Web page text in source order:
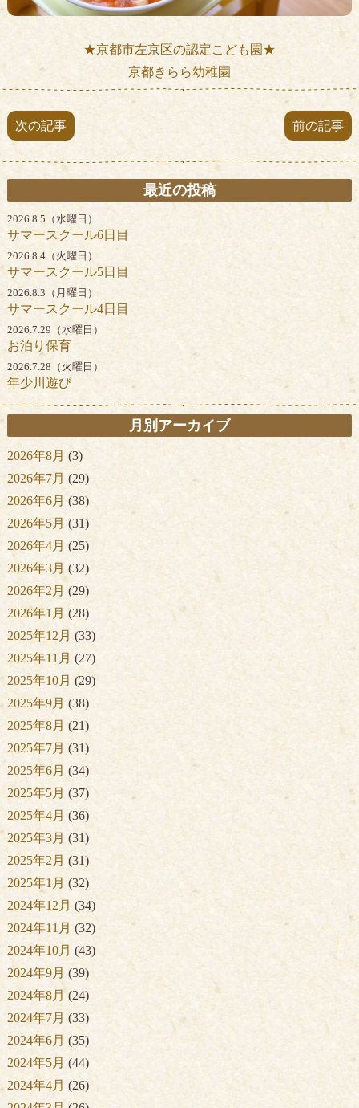
★京都市左京区の認定こども園★
京都きらら幼稚園
次の記事 前の記事
最近の投稿
2026.8.5（水曜日）
サマースクール6日目
2026.8.4（火曜日）
サマースクール5日目
2026.8.3（月曜日）
サマースクール4日目
2026.7.29（水曜日）
お泊り保育
2026.7.28（火曜日）
年少川遊び
月別アーカイブ
2026年8月 (3)
2026年7月 (29)
2026年6月 (38)
2026年5月 (31)
2026年4月 (25)
2026年3月 (32)
2026年2月 (29)
2026年1月 (28)
2025年12月 (33)
2025年11月 (27)
2025年10月 (29)
2025年9月 (38)
2025年8月 (21)
2025年7月 (31)
2025年6月 (34)
2025年5月 (37)
2025年4月 (36)
2025年3月 (31)
2025年2月 (31)
2025年1月 (32)
2024年12月 (34)
2024年11月 (32)
2024年10月 (43)
2024年9月 (39)
2024年8月 (24)
2024年7月 (33)
2024年6月 (35)
2024年5月 (44)
2024年4月 (26)